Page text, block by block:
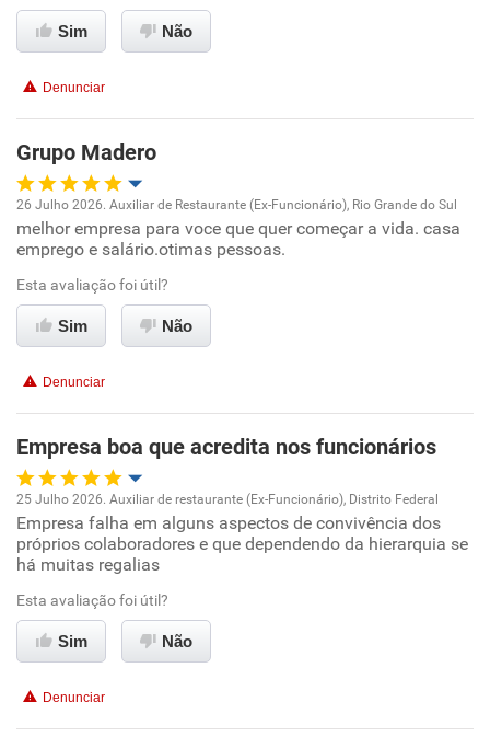
Ambiente de trabalho
Benefícios
Recomenda esta empresa
Recomenda a diretoria
Sim Não
Denunciar
Grupo Madero
Oportunidade de promoção
Ambiente de trabalho
Conciliação com a vida familiar
Recomenda esta empresa
Recomenda a diretoria
26 Julho 2026. Auxiliar de Restaurante (Ex-Funcionário), Rio Grande do Sul
melhor empresa para voce que quer começar a vida. casa
emprego e salário.otimas pessoas.
Esta avaliação foi útil?
Sim Não
Denunciar
Empresa boa que acredita nos funcionários
Oportunidade de promoção
Ambiente de trabalho
Conciliação com a vida familiar
25 Julho 2026. Auxiliar de restaurante (Ex-Funcionário), Distrito Federal
Empresa falha em alguns aspectos de convivência dos
próprios colaboradores e que dependendo da hierarquia se
há muitas regalias
Esta avaliação foi útil?
Sim Não
Denunciar